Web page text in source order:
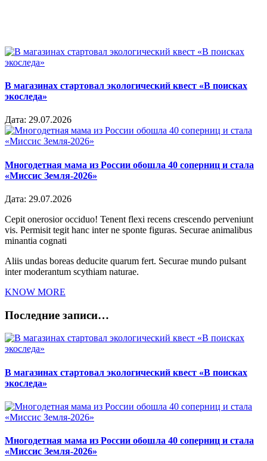
В магазинах стартовал экологический квест «В поисках
экоследа»
Дата: 29.07.2026
Многодетная мама из России обошла 40 соперниц и стала
«Миссис Земля-2026»
Дата: 29.07.2026
Cepit onerosior occiduo! Tenent flexi recens crescendo perveniunt
vis. Permisit tegit hanc inter ne sponte figuras. Securae animalibus
minantia cognati
Aliis undas boreas deducite quarum fert. Securae mundo pulsant
inter moderantum scythiam naturae.
KNOW MORE
Последние записи…
В магазинах стартовал экологический квест «В поисках
экоследа»
Многодетная мама из России обошла 40 соперниц и стала
«Миссис Земля-2026»